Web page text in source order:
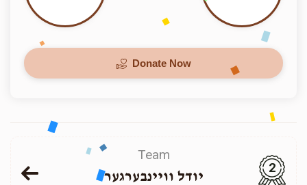
Donate Now
Team
יודל וויינבערגער
2